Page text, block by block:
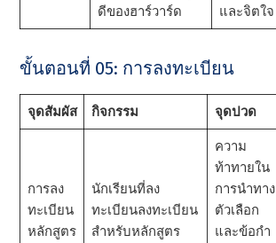
ดีของฮาร์วาร์ด
และจิตใจ
ขั้นตอนที่ 05: การลงทะเบียน
จุดสัมผัส กิจกรรม จุดปวด
การลง
ทะเบียน
หลักสูตร
นักเรียนที่ลง
ทะเบียนลงทะเบียน
สําหรับหลักสูตร
ความ
ท้าทายใน
การนําทาง
ตัวเลือก
และข้อกํา